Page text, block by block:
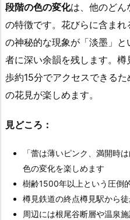
段階の色の変化は、他のどん
の特徴です。花びらに含ま
の神秘的な現象が「淡墨」
者に深い余韻を残します。
歩約15分でアクセスできる
の花見が楽しめます。
見どころ：
「蕾は薄いピンク、満開時
色の変化を楽しめます
樹齢1500年以上という圧倒
樽見鉄道の終点樽見駅から
周辺には根尾谷断層や温泉